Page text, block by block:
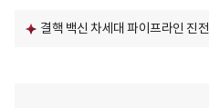
결핵 백신 차세대 파이프라인 진전